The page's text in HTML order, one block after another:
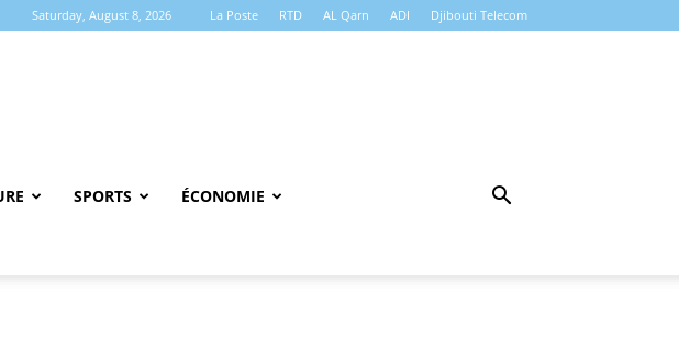
Saturday, August 8, 2026 La Poste RTD AL Qarn ADI Djibouti Telecom
SPORTS ÉCONOMIE